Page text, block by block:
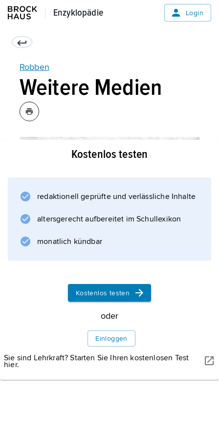
Enzyklopädie
Enzyklopädie Login
Robben
Weitere Medien
Robben bewohnen die Küsten aller Meere, vorzugsweise in
kalten Gebieten. Vor allem zur Paarungszeit leben die
geselligen Tiere in großen Kolonien.
Kostenlos testen
redaktionell geprüfte und verlässliche Inhalte
altersgerecht aufbereitet im Schullexikon
monatlich kündbar
Kostenlos testen
oder
Einloggen
Sie sind Lehrkraft? Starten Sie Ihren kostenlosen Test
hier.